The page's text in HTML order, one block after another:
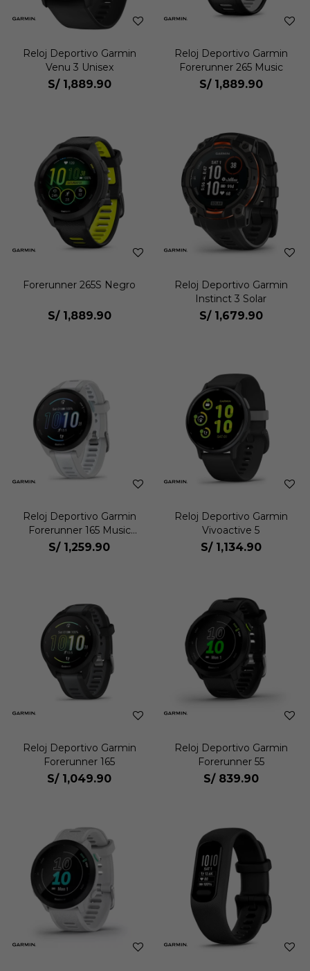
Reloj Deportivo Garmin
Venu 3 Unisex
S/ 1,889.90
Reloj Deportivo Garmin
Forerunner 265 Music
S/ 1,889.90
Forerunner 265S Negro
S/ 1,889.90
Reloj Deportivo Garmin
Instinct 3 Solar
S/ 1,679.90
Reloj Deportivo Garmin
Forerunner 165 Music
Unisex
S/ 1,259.90
Reloj Deportivo Garmin
Vivoactive 5
S/ 1,134.90
Reloj Deportivo Garmin
Forerunner 165
S/ 1,049.90
Reloj Deportivo Garmin
Forerunner 55
S/ 839.90